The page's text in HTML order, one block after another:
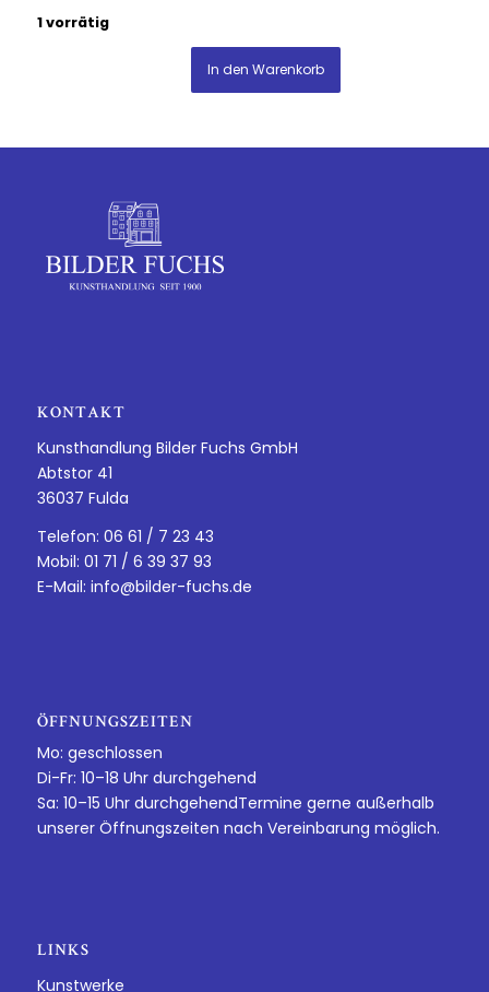
1 vorrätig
In den Warenkorb
KONTAKT
Kunsthandlung Bilder Fuchs GmbH
Abtstor 41
36037 Fulda
Telefon: 06 61 / 7 23 43
Mobil: 01 71 / 6 39 37 93
E-Mail: info@bilder-fuchs.de
ÖFFNUNGSZEITEN
Mo: geschlossen
Di-Fr: 10–18 Uhr durchgehend
Sa: 10–15 Uhr durchgehendTermine gerne außerhalb
unserer Öffnungszeiten nach Vereinbarung möglich.
LINKS
Kunstwerke